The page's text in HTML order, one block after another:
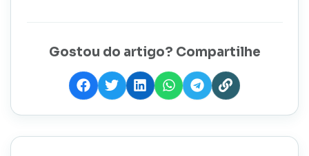
Gostou do artigo? Compartilhe